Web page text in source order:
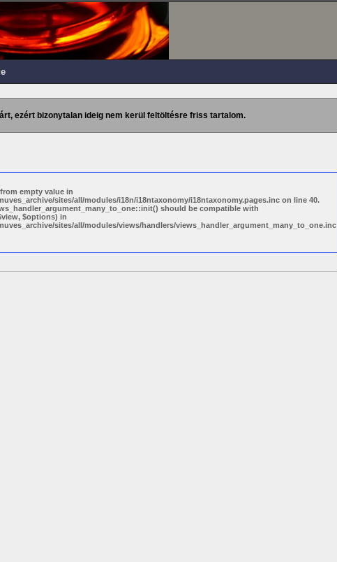
ezért bizonytalan ideig nem kerül feltöltésre friss tartalom.
empty value in
sites/all/modules/i18n/i18ntaxonomy/i18ntaxonomy.pages.inc on line 40.
should be compatible with
$options) in
sites/all/modules/views/handlers/views_handler_argument_many_to_one.inc